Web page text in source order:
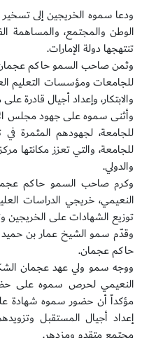
ودعا سموه الخريجين إلى
الوطن والمجتمع، والمساهمة
تنتهجها دولة الإمارات.
وثمن صاحب السمو حاكم عجمان،
للجامعات ومؤسسات التعليم
والابتكار، وإعداد أجيال قادرة
وأثنى سموه على جهود مجلس
للجامعة، لجهودهم المثمرة
للجامعة، والتي تعزز مكانتها
والدولي.
وكرم صاحب السمو حاكم
النعيمي، خريجي الدراسات
توزيع الشهادات على الخريجين
وقدّم سمو الشيخ عمار بن
حاكم عجمان.
ووجه سمو ولي عهد عجمان
النعيمي لحرص سموه على
مؤكداً أن حضور سموه شهادة
إعداد أجيال المستقبل